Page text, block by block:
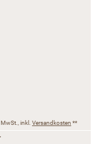
inkl. Versandkosten **